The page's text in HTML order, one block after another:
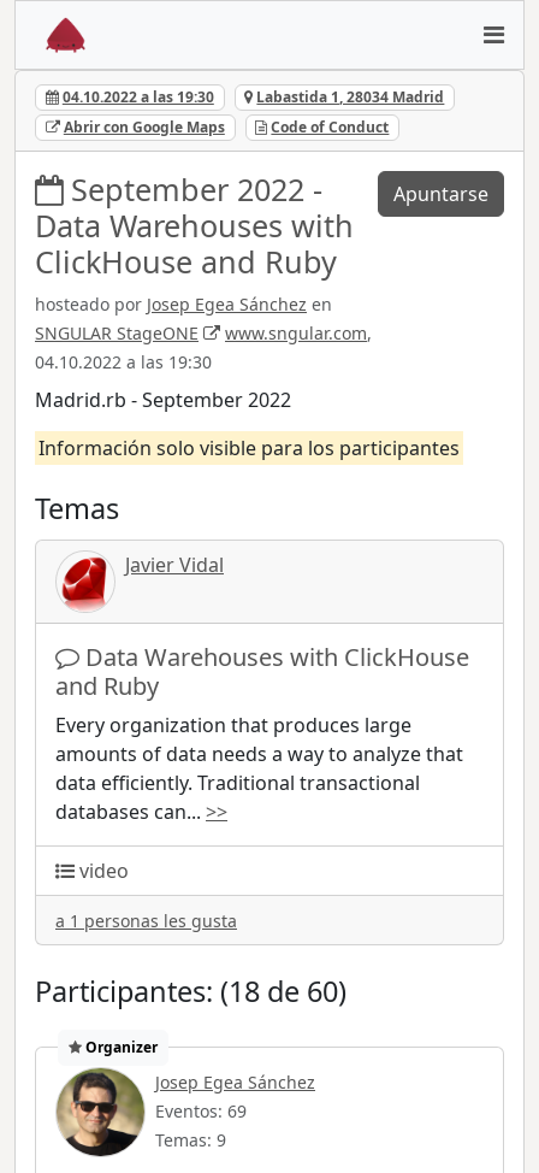
04.10.2022 a las 19:30
Labastida 1, 28034 Madrid
Abrir con Google Maps
Code of Conduct
September 2022 -
Data Warehouses with
ClickHouse and Ruby
hosteado por Josep Egea Sánchez en
SNGULAR StageONE
www.sngular.com,
04.10.2022 a las 19:30
Apuntarse
Madrid.rb - September 2022
Información solo visible para los participantes
Temas
Javier Vidal
Data Warehouses with ClickHouse
and Ruby
Every organization that produces large
amounts of data needs a way to analyze that
data efficiently. Traditional transactional
databases can... >>
video
a 1 personas les gusta
Participantes: (18 de 60)
Organizer
Josep Egea Sánchez
Eventos: 69
Temas: 9